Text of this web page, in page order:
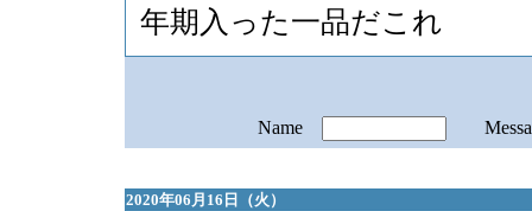
年期入った一品だこれ
Name
2020年06月16日（火）